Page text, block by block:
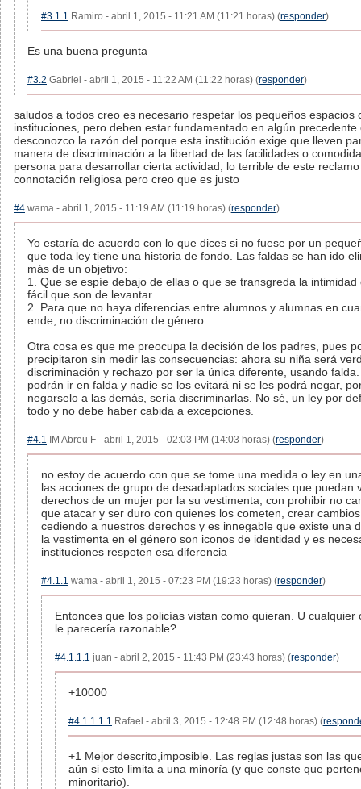
#3.1.1 Ramiro - abril 1, 2015 - 11:21 AM (11:21 horas) (responder)
Es una buena pregunta
#3.2 Gabriel - abril 1, 2015 - 11:22 AM (11:22 horas) (responder)
saludos a todos creo es necesario respetar los pequeños espacios
instituciones, pero deben estar fundamentado en algún
desconozco la razón del porque esta institución exige que lleven
manera de discriminación a la libertad de las facilidades o
persona para desarrollar cierta actividad, lo terrible de este
connotación religiosa pero creo que es justo
#4 wama - abril 1, 2015 - 11:19 AM (11:19 horas) (responder)
Yo estaría de acuerdo con lo que dices si no fuese por un
que toda ley tiene una historia de fondo. Las faldas se han ido
más de un objetivo:
1. Que se espíe debajo de ellas o que se transgreda la
fácil que son de levantar.
2. Para que no haya diferencias entre alumnos y alumnas en
ende, no discriminación de género.
Otra cosa es que me preocupa la decisión de los padres, pues
precipitaron sin medir las consecuencias: ahora su niña será
discriminación y rechazo por ser la única diferente, usando
podrán ir en falda y nadie se los evitará ni se les podrá negar,
negarselo a las demás, sería discriminarlas. No sé, un ley por
todo y no debe haber cabida a excepciones.
#4.1 IM Abreu F - abril 1, 2015 - 02:03 PM (14:03 horas) (responder)
no estoy de acuerdo con que se tome una medida o ley en
las acciones de grupo de desadaptados sociales que puedan
derechos de un mujer por la su vestimenta, con prohibir no
que atacar y ser duro con quienes los cometen, crear
cediendo a nuestros derechos y es innegable que existe una
la vestimenta en el género son iconos de identidad y es
instituciones respeten esa diferencia
#4.1.1 wama - abril 1, 2015 - 07:23 PM (19:23 horas) (responder)
Entonces que los policías vistan como quieran. U
le parecería razonable?
#4.1.1.1 juan - abril 2, 2015 - 11:43 PM (23:43 horas) (responder)
+10000
#4.1.1.1.1 Rafael - abril 3, 2015 - 12:48 PM (12:48 horas) (
+1 Mejor descrito,imposible. Las reglas justas son las
aún si esto limita a una minoría (y que conste que
minoritario).